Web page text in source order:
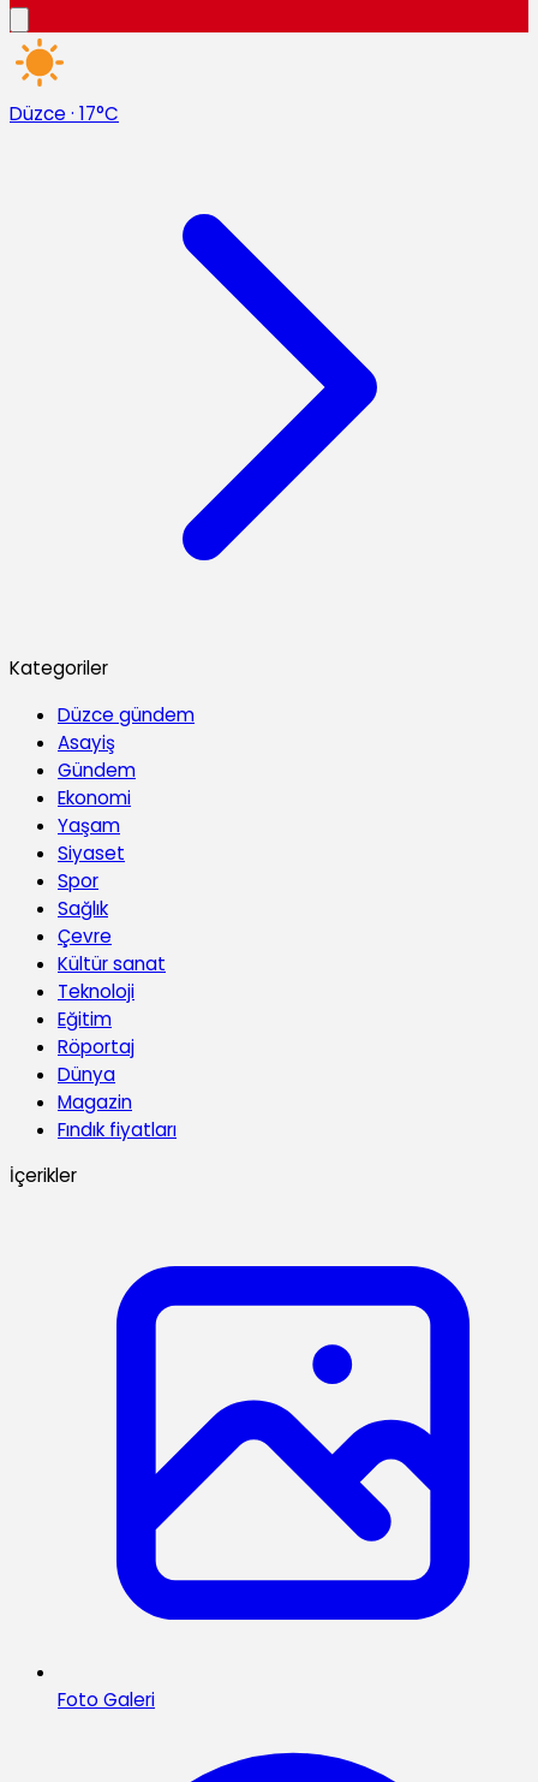
Düzce · 17°C
Kategoriler
Düzce gündem
Asayiş
Gündem
Ekonomi
Yaşam
Siyaset
Spor
Sağlık
Çevre
Kültür sanat
Teknoloji
Eğitim
Röportaj
Dünya
Magazin
Fındık fiyatları
İçerikler
Foto Galeri